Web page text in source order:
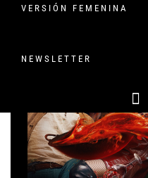
VERSIÓN FEMENINA
NEWSLETTER